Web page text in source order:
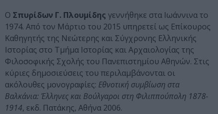
Ο Σπυρίδων Γ. Πλουμίδης γεννήθηκε στα Ιωάννινα το
1974. Από τον Μάρτιο του 2015 υπηρετεί ως Επίκουρος
Καθηγητής της Νεώτερης και Σύγχρονης Ελληνικής
Ιστορίας στο Τμήμα Ιστορίας και Αρχαιολογίας της
Φιλοσοφικής Σχολής του Πανεπιστημίου Αθηνών. Στις
κύριες δημοσιεύσεις του περιλαμβάνονται οι
ακόλουθες μονογραφίες: Εθνοτική συμβίωση στα
Βαλκάνια: Έλληνες και Βούλγαροι στη Φιλιππούπολη 1878-
1914, εκδ. Πατάκης, Αθήνα 2006.